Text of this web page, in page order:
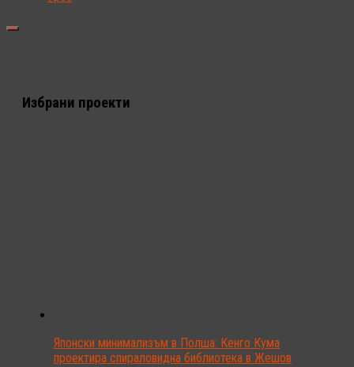
Избрани проекти
Японски минимализъм в Полша: Кенго Кума
проектира спираловидна библиотека в Жешов